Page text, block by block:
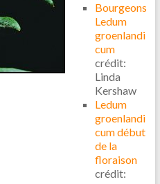
Bourgeons
Ledum
groenlandi
cum
crédit:
Linda
Kershaw
Ledum
groenlandi
cum début
de la
floraison
crédit: